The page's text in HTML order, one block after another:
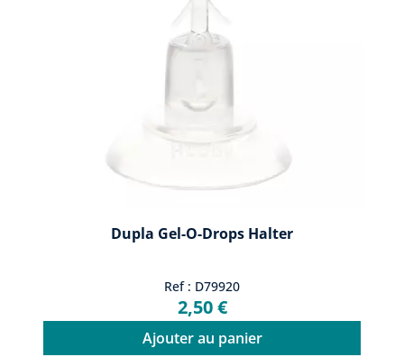
Dupla Gel-O-Drops Halter
Ref : D79920
2,50 €
Ajouter au panier